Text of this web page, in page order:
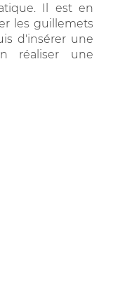
Il est en
les guillemets
d'insérer une
réaliser une